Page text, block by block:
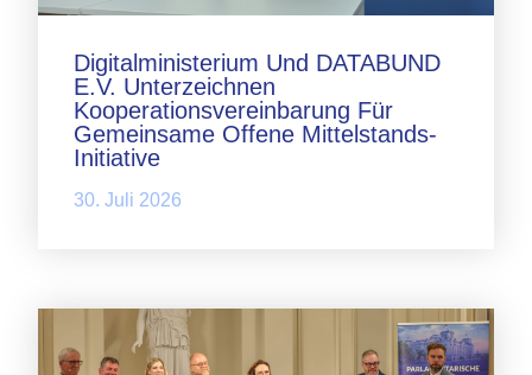
Digitalministerium Und DATABUND
E.V. Unterzeichnen
Kooperationsvereinbarung Für
Gemeinsame Offene Mittelstands-
Initiative
30. Juli 2026